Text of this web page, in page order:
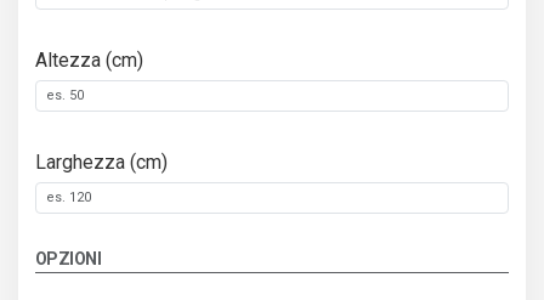
Altezza (cm)
Larghezza (cm)
OPZIONI